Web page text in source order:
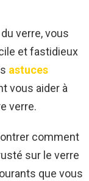
verre, vous
et fastidieux
astuces
vous aider à
verre.
comment
sur le verre
que vous